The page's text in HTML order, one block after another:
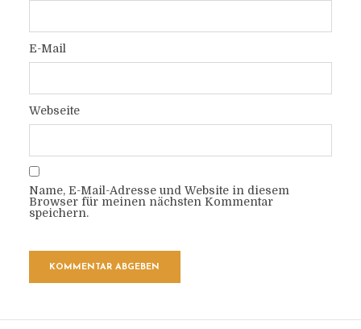
E-Mail
Webseite
Name, E-Mail-Adresse und Website in diesem
Browser für meinen nächsten Kommentar
speichern.